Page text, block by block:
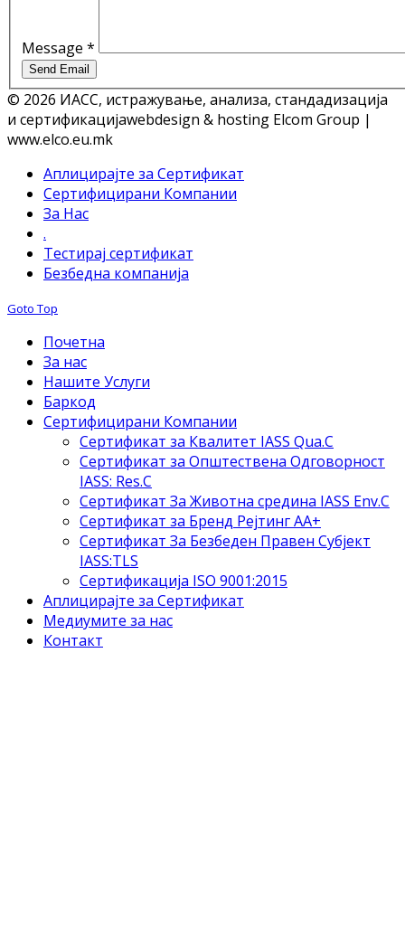
Message *
Send Email
© 2026 ИАСС, истражување, анализа, стандадизација
и сертификацијаwebdesign & hosting Elcom Group |
www.elco.eu.mk
Аплицирајте за Сертификат
Сертифицирани Компании
За Нас
.
Тестирај сертификат
Безбедна компанија
Goto Top
Почетна
За нас
Нашите Услуги
Баркод
Сертифицирани Компании
Сертификат за Квалитет IASS Qua.C
Сертификат за Општествена Одговорност
IASS: Res.C
Сертификат За Животна средина IASS Env.C
Сертификат за Бренд Рејтинг АА+
Сертификат За Безбеден Правен Субјект
IASS:TLS
Сертификација ISO 9001:2015
Аплицирајте за Сертификат
Медиумите за нас
Контакт